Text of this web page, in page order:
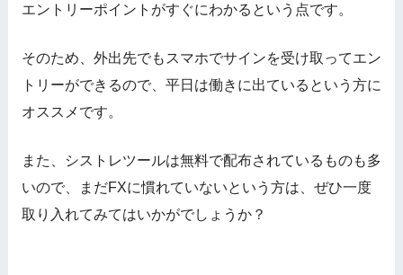
エントリーポイントがすぐにわかるという点です。
そのため、外出先でもスマホでサインを受け取ってエン
トリーができるので、平日は働きに出ているという方に
オススメです。
また、シストレツールは無料で配布されているものも多
いので、まだFXに慣れていないという方は、ぜひ一度
取り入れてみてはいかがでしょうか？